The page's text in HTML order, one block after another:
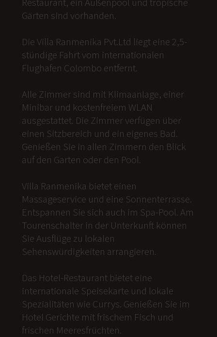
Gärten sind vorhanden.
Die Villa Ranmenika Pvt.Ltd liegt eine 2,5-
stündige Fahrt vom internationalen
Flughafen Colombo entfernt.
Alle Zimmer sind mit Klimaanlage, einer
Minibar und kostenfreiem WLAN
ausgestattet. Die Zimmer verfügen über
einen Sitzbereich und ein eigenes Bad.
Genießen Sie in allen Zimmern den Blick
auf den Garten oder den Pool.
Villa Ranmenika bietet einen
Massageservice und eine Sonnenterrasse.
Entspannen Sie sich auch im Spa-Pool. Am
Tourenschalter in der Unterkunft können
Sie Ausflüge zu lokalen
Sehenswürdigkeiten arrangieren.
Das Hotel-Restaurant bietet eine
internationale Speisekarte und lokale
Spezialitäten wie Currys. Genießen Sie im
Hotel Gerichte mit frischem Fisch und
frischen Meeresfrüchten.